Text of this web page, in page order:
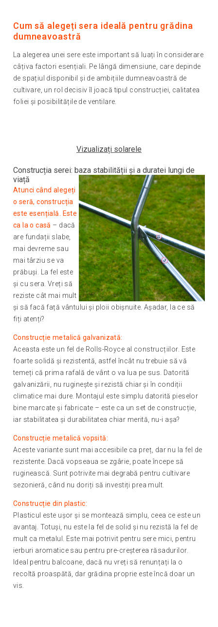
Cum să alegeți sera ideală pentru grădina
dumneavoastră
La alegerea unei sere este important să luați în considerare
câțiva factori esențiali. Pe lângă dimensiune, care depinde
de spațiul disponibil și de ambițiile dumneavoastră de
cultivare, un rol decisiv îl joacă tipul construcției, calitatea
foliei și posibilitățile de ventilare.
Vizualizați solarele
Construcția serei: baza stabilității și a duratei lungi de
viață
Atunci când alegeți
o seră, construcția
este esențială. Este
ca la o casă – dacă
are fundații slabe,
mai devreme sau
mai târziu se va
prăbuși. La fel este
și cu sera. Vreți să
reziste cât mai mult
și să facă față vântului și ploii obișnuite. Așadar, la ce să
fiți atenți?
Construcție metalică galvanizată:
Aceasta este un fel de Rolls-Royce al construcțiilor. Este
foarte solidă și rezistentă, astfel încât nu trebuie să vă
temeți că prima rafală de vânt o va lua pe sus. Datorită
galvanizării, nu ruginește și rezistă chiar și în condiții
climatice mai dure. Montajul este simplu datorită pieselor
bine marcate și fabricate – este ca un set de construcție,
iar stabilitatea și durabilitatea chiar merită, nu-i așa?
Construcție metalică vopsită:
Aceste variante sunt mai accesibile ca preț, dar nu la fel de
rezistente. Dacă vopseaua se zgârie, poate începe să
ruginească. Sunt potrivite mai degrabă pentru cultivare
sezonieră, când nu doriți să investiți prea mult.
Construcție din plastic:
Plasticul este ușor și se montează simplu, ceea ce este un
avantaj. Totuși, nu este la fel de solid și nu rezistă la fel de
mult ca metalul. Este mai potrivit pentru sere mici, pentru
ierburi aromatice sau pentru pre-creșterea răsadurilor.
Ideal pentru balcoane, dacă nu vreți să renunțați la o
recoltă proaspătă, dar grădina proprie este încă doar un
vis.